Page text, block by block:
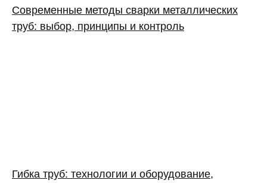
Современные методы сварки металлических
труб: выбор, принципы и контроль
Гибка труб: технологии и оборудование,